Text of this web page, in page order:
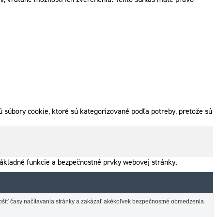
cookie, ktoré sú kategorizované podľa potreby, pretože sú
funkcie a bezpečnostné prvky webovej stránky.
časy načítavania stránky a zakázať akékoľvek bezpečnostné obmedzenia